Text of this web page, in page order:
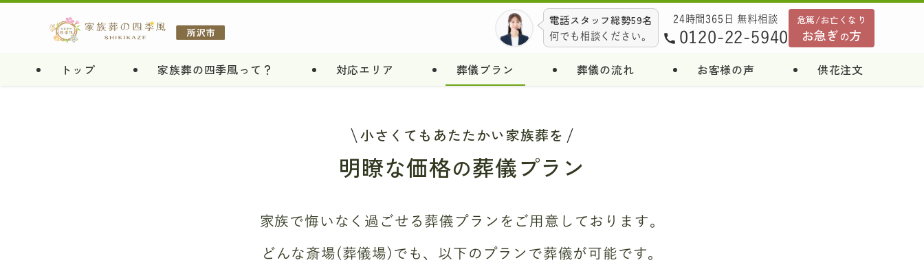
トップ 家族葬の四季風って？ 対応エリア 葬儀プラン 葬儀の流れ お客様の声 供花注文
電話スタッフ総勢59名
何でも相談ください。
24時間365日 無料相談
0120-22-5940
危篤/お亡くなり
お急ぎの方
小さくてもあたたかい家族葬を
明瞭な価格の葬儀プラン
家族で悔いなく過ごせる葬儀プラン をご用意しております。
どんな斎場(葬儀場)でも、 以下のプランで葬儀が可能です。